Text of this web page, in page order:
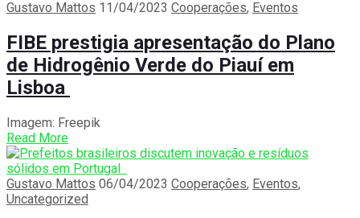
Gustavo Mattos 11/04/2023 Cooperações, Eventos
FIBE prestigia apresentação do Plano
de Hidrogênio Verde do Piauí em
Lisboa
Imagem: Freepik
Read More
Gustavo Mattos 06/04/2023 Cooperações, Eventos,
Uncategorized